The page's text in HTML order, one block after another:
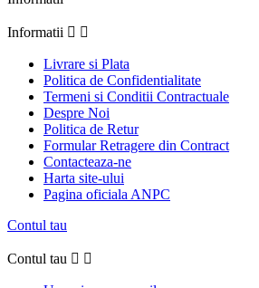
Informatii  
Livrare si Plata
Politica de Confidentialitate
Termeni si Conditii Contractuale
Despre Noi
Politica de Retur
Formular Retragere din Contract
Contacteaza-ne
Harta site-ului
Pagina oficiala ANPC
Contul tau
Contul tau  